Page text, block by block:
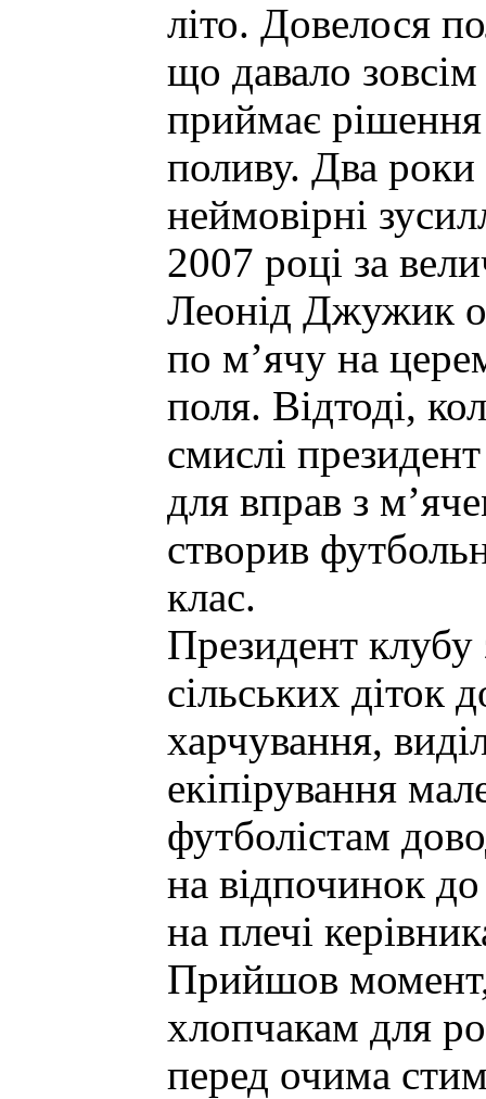
літо. Довелося
що давало
приймає
поливу. Два роки
неймовірні
2007 році за
Леонід Джужик
по м’ячу на
поля. Відтоді,
смислі
для вправ з
створив
клас.
Президент клубу
сільських діток
харчування,
екіпірування
футболістам
на відпочинок
на плечі
Прийшов
хлопчакам для
перед очима